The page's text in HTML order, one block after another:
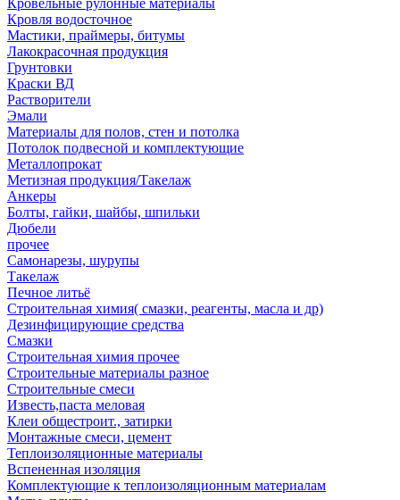
Кровельные рулонные материалы
Кровля водосточное
Мастики, праймеры, битумы
Лакокрасочная продукция
Грунтовки
Краски ВД
Растворители
Эмали
Материалы для полов, стен и потолка
Потолок подвесной и комплектующие
Металлопрокат
Метизная продукция/Такелаж
Анкеры
Болты, гайки, шайбы, шпильки
Дюбели
прочее
Самонарезы, шурупы
Такелаж
Печное литьё
Строительная химия( смазки, реагенты, масла и др)
Дезинфицирующие средства
Смазки
Строительная химия прочее
Строительные материалы разное
Строительные смеси
Известь,паста меловая
Клеи общестроит., затирки
Монтажные смеси, цемент
Теплоизоляционные материалы
Вспененная изоляция
Комплектующие к теплоизоляционным материалам